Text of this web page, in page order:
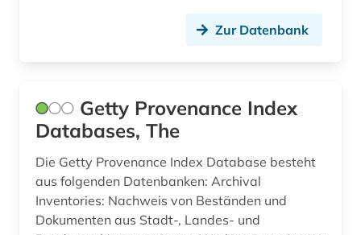
gender studies (1)
geografie (1)
geowissenschaften (9)
Zur Datenbank
Getty Provenance Index
Databases, The
Die Getty Provenance Index Database besteht
aus folgenden Datenbanken: Archival
Inventories: Nachweis von Beständen und
Dokumenten aus Stadt-, Landes- und